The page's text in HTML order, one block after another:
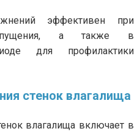
эффективен при
а также в
для профилактики
стенок влагалища
влагалища включает в